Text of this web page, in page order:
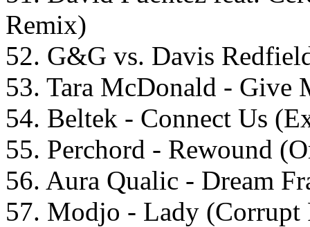
Remix)
52. G&G vs. Davis
53. Tara McDonald - Give
54. Beltek - Connect Us
55. Perchord - Rewound
56. Aura Qualic - Dream
57. Modjo - Lady (Corrupt